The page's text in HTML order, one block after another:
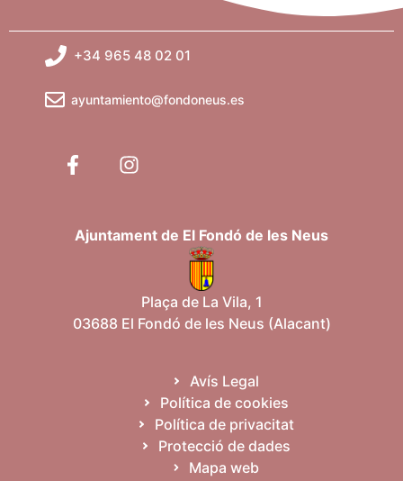
+34 965 48 02 01
ayuntamiento@fondoneus.es
Ajuntament de El Fondó de les Neus
Plaça de La Vila, 1
03688 El Fondó de les Neus (Alacant)
Avís Legal
Política de cookies
Política de privacitat
Protecció de dades
Mapa web